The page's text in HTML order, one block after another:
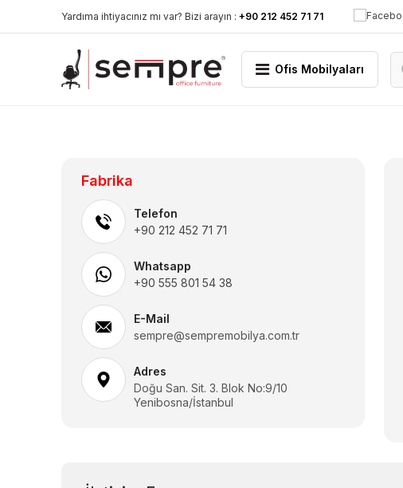
Yardıma ihtiyacınız mı var? Bizi arayın : +90 212 452 71 71
Ofis Mobilyaları
Fabrika
Telefon
+90 212 452 71 71
Whatsapp
+90 555 801 54 38
E-Mail
sempre@sempremobilya.com.tr
Adres
Doğu San. Sit. 3. Blok No:9/10
Yenibosna/İstanbul